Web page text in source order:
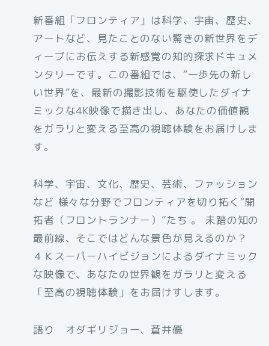
新番組「フロンティア」は科学、宇宙、歴史、
アートなど、見たことのない驚きの新世界をデ
ィープにお伝えする新感覚の知的探求ドキュメ
ンタリーです。この番組では、“一歩先の新し
い世界”を、最新の撮影技術を駆使したダイナ
ミックな4K映像で描き出し、あなたの価値観
をガラリと変える至高の視聴体験をお届けしま
す。
科学、宇宙、文化、歴史、芸術、ファッション
など 様々な分野でフロンティアを切り拓く“開
拓者（フロントランナー）”たち 。 未踏の知の
最前線、そこではどんな景色が見えるのか？
４Ｋスーパーハイビジョンによるダイナミック
な映像で、あなたの世界観をガラリと変える
「至高の視聴体験」をお届けすします。
語り オダギリジョー、蒼井優